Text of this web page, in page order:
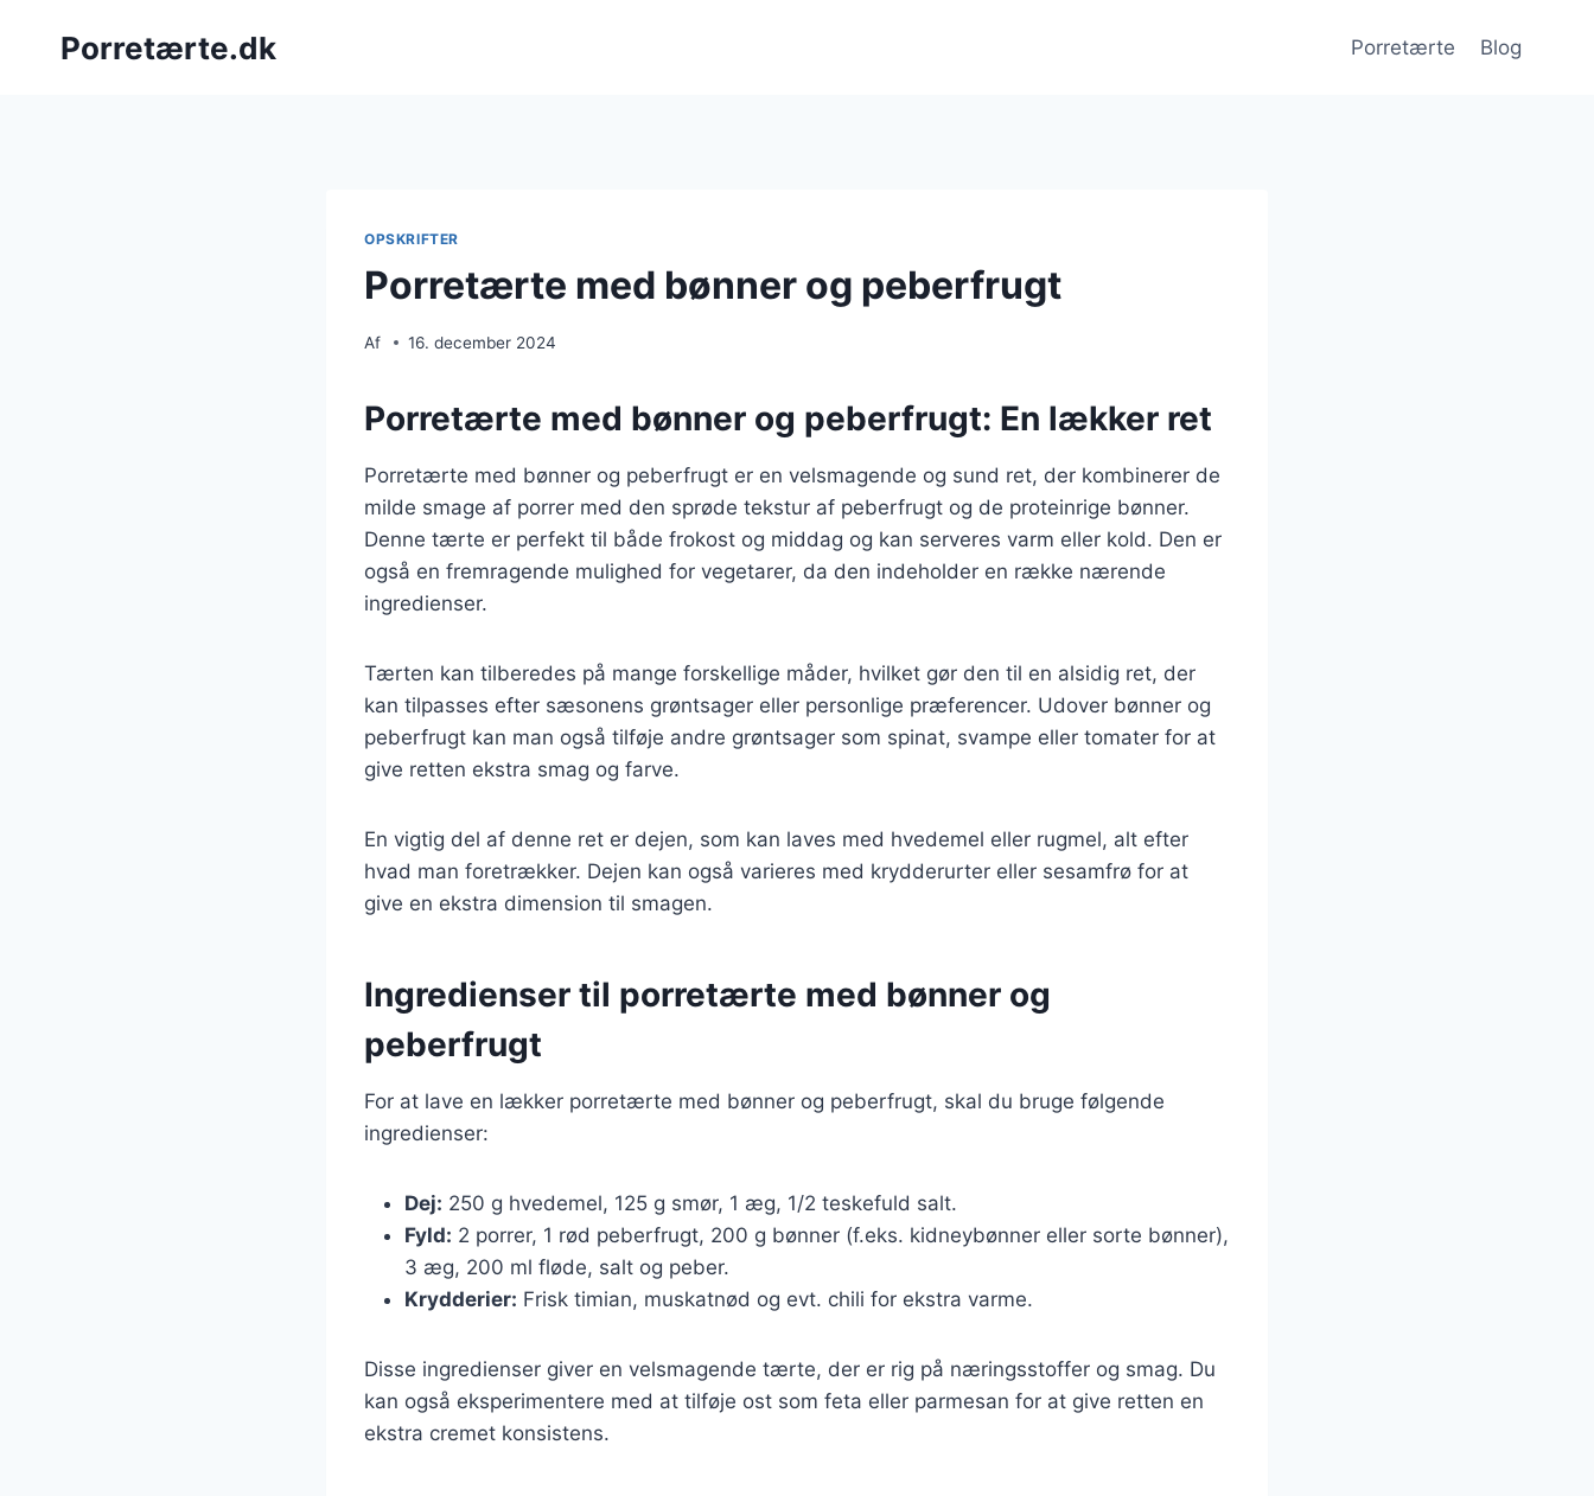
Porretærte.dk Porretærte Blog
OPSKRIFTER
Porretærte med bønner og peberfrugt
Af 16. december 2024
Porretærte med bønner og peberfrugt: En lækker ret
Porretærte med bønner og peberfrugt er en velsmagende og sund ret, der kombinerer de
milde smage af porrer med den sprøde tekstur af peberfrugt og de proteinrige bønner.
Denne tærte er perfekt til både frokost og middag og kan serveres varm eller kold. Den er
også en fremragende mulighed for vegetarer, da den indeholder en række nærende
ingredienser.
Tærten kan tilberedes på mange forskellige måder, hvilket gør den til en alsidig ret, der
kan tilpasses efter sæsonens grøntsager eller personlige præferencer. Udover bønner og
peberfrugt kan man også tilføje andre grøntsager som spinat, svampe eller tomater for at
give retten ekstra smag og farve.
En vigtig del af denne ret er dejen, som kan laves med hvedemel eller rugmel, alt efter
hvad man foretrækker. Dejen kan også varieres med krydderurter eller sesamfrø for at
give en ekstra dimension til smagen.
Ingredienser til porretærte med bønner og
peberfrugt
For at lave en lækker porretærte med bønner og peberfrugt, skal du bruge følgende
ingredienser:
Dej: 250 g hvedemel, 125 g smør, 1 æg, 1/2 teskefuld salt.
Fyld: 2 porrer, 1 rød peberfrugt, 200 g bønner (f.eks. kidneybønner eller sorte bønner),
3 æg, 200 ml fløde, salt og peber.
Krydderier: Frisk timian, muskatnød og evt. chili for ekstra varme.
Disse ingredienser giver en velsmagende tærte, der er rig på næringsstoffer og smag. Du
kan også eksperimentere med at tilføje ost som feta eller parmesan for at give retten en
ekstra cremet konsistens.